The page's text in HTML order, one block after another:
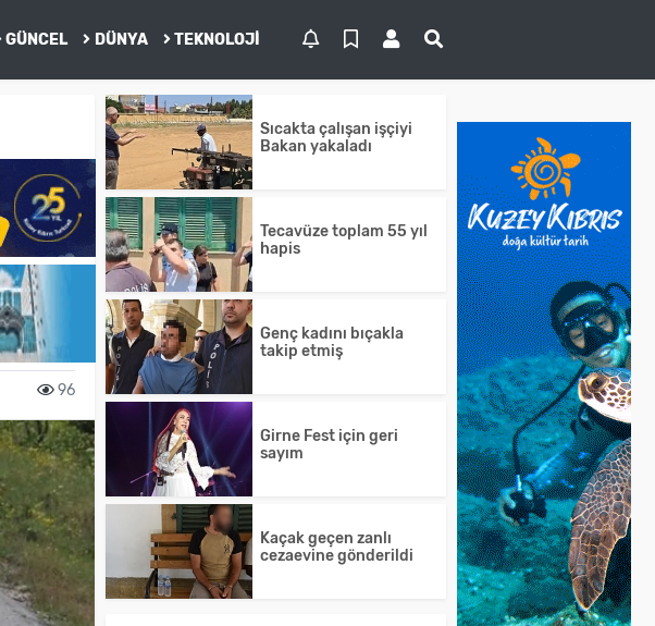
GÜNCEL DÜNYA TEKNOLOJI
96
Sıcakta çalışan işçiyi
Bakan yakaladı
Tecavüze toplam 55 yıl
hapis
Genç kadını bıçakla
takip etmiş
Girne Fest için geri
sayım
Kaçak geçen zanlı
cezaevine gönderildi